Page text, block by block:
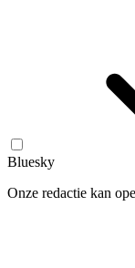
Bluesky
Onze redactie kan